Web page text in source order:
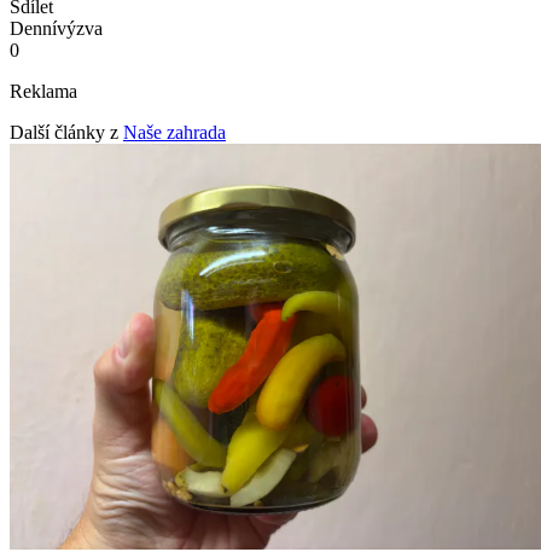
Sdílet
Dennívýzva
0
Reklama
Další články z Naše zahrada